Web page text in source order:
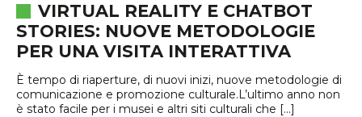
VIRTUAL REALITY E CHATBOT
STORIES: NUOVE METODOLOGIE
PER UNA VISITA INTERATTIVA
È tempo di riaperture, di nuovi inizi, nuove metodologie di
comunicazione e promozione culturale.L’ultimo anno non
è stato facile per i musei e altri siti culturali che […]